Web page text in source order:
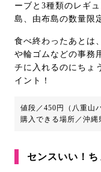
ーブと3種類のレギ
島、由布島の数量限
食べ終わったあとは
や輪ゴムなどの事務
チに入れるのにちょ
イント！
値段／450円（八重山
購入できる場所／沖
センスいい！